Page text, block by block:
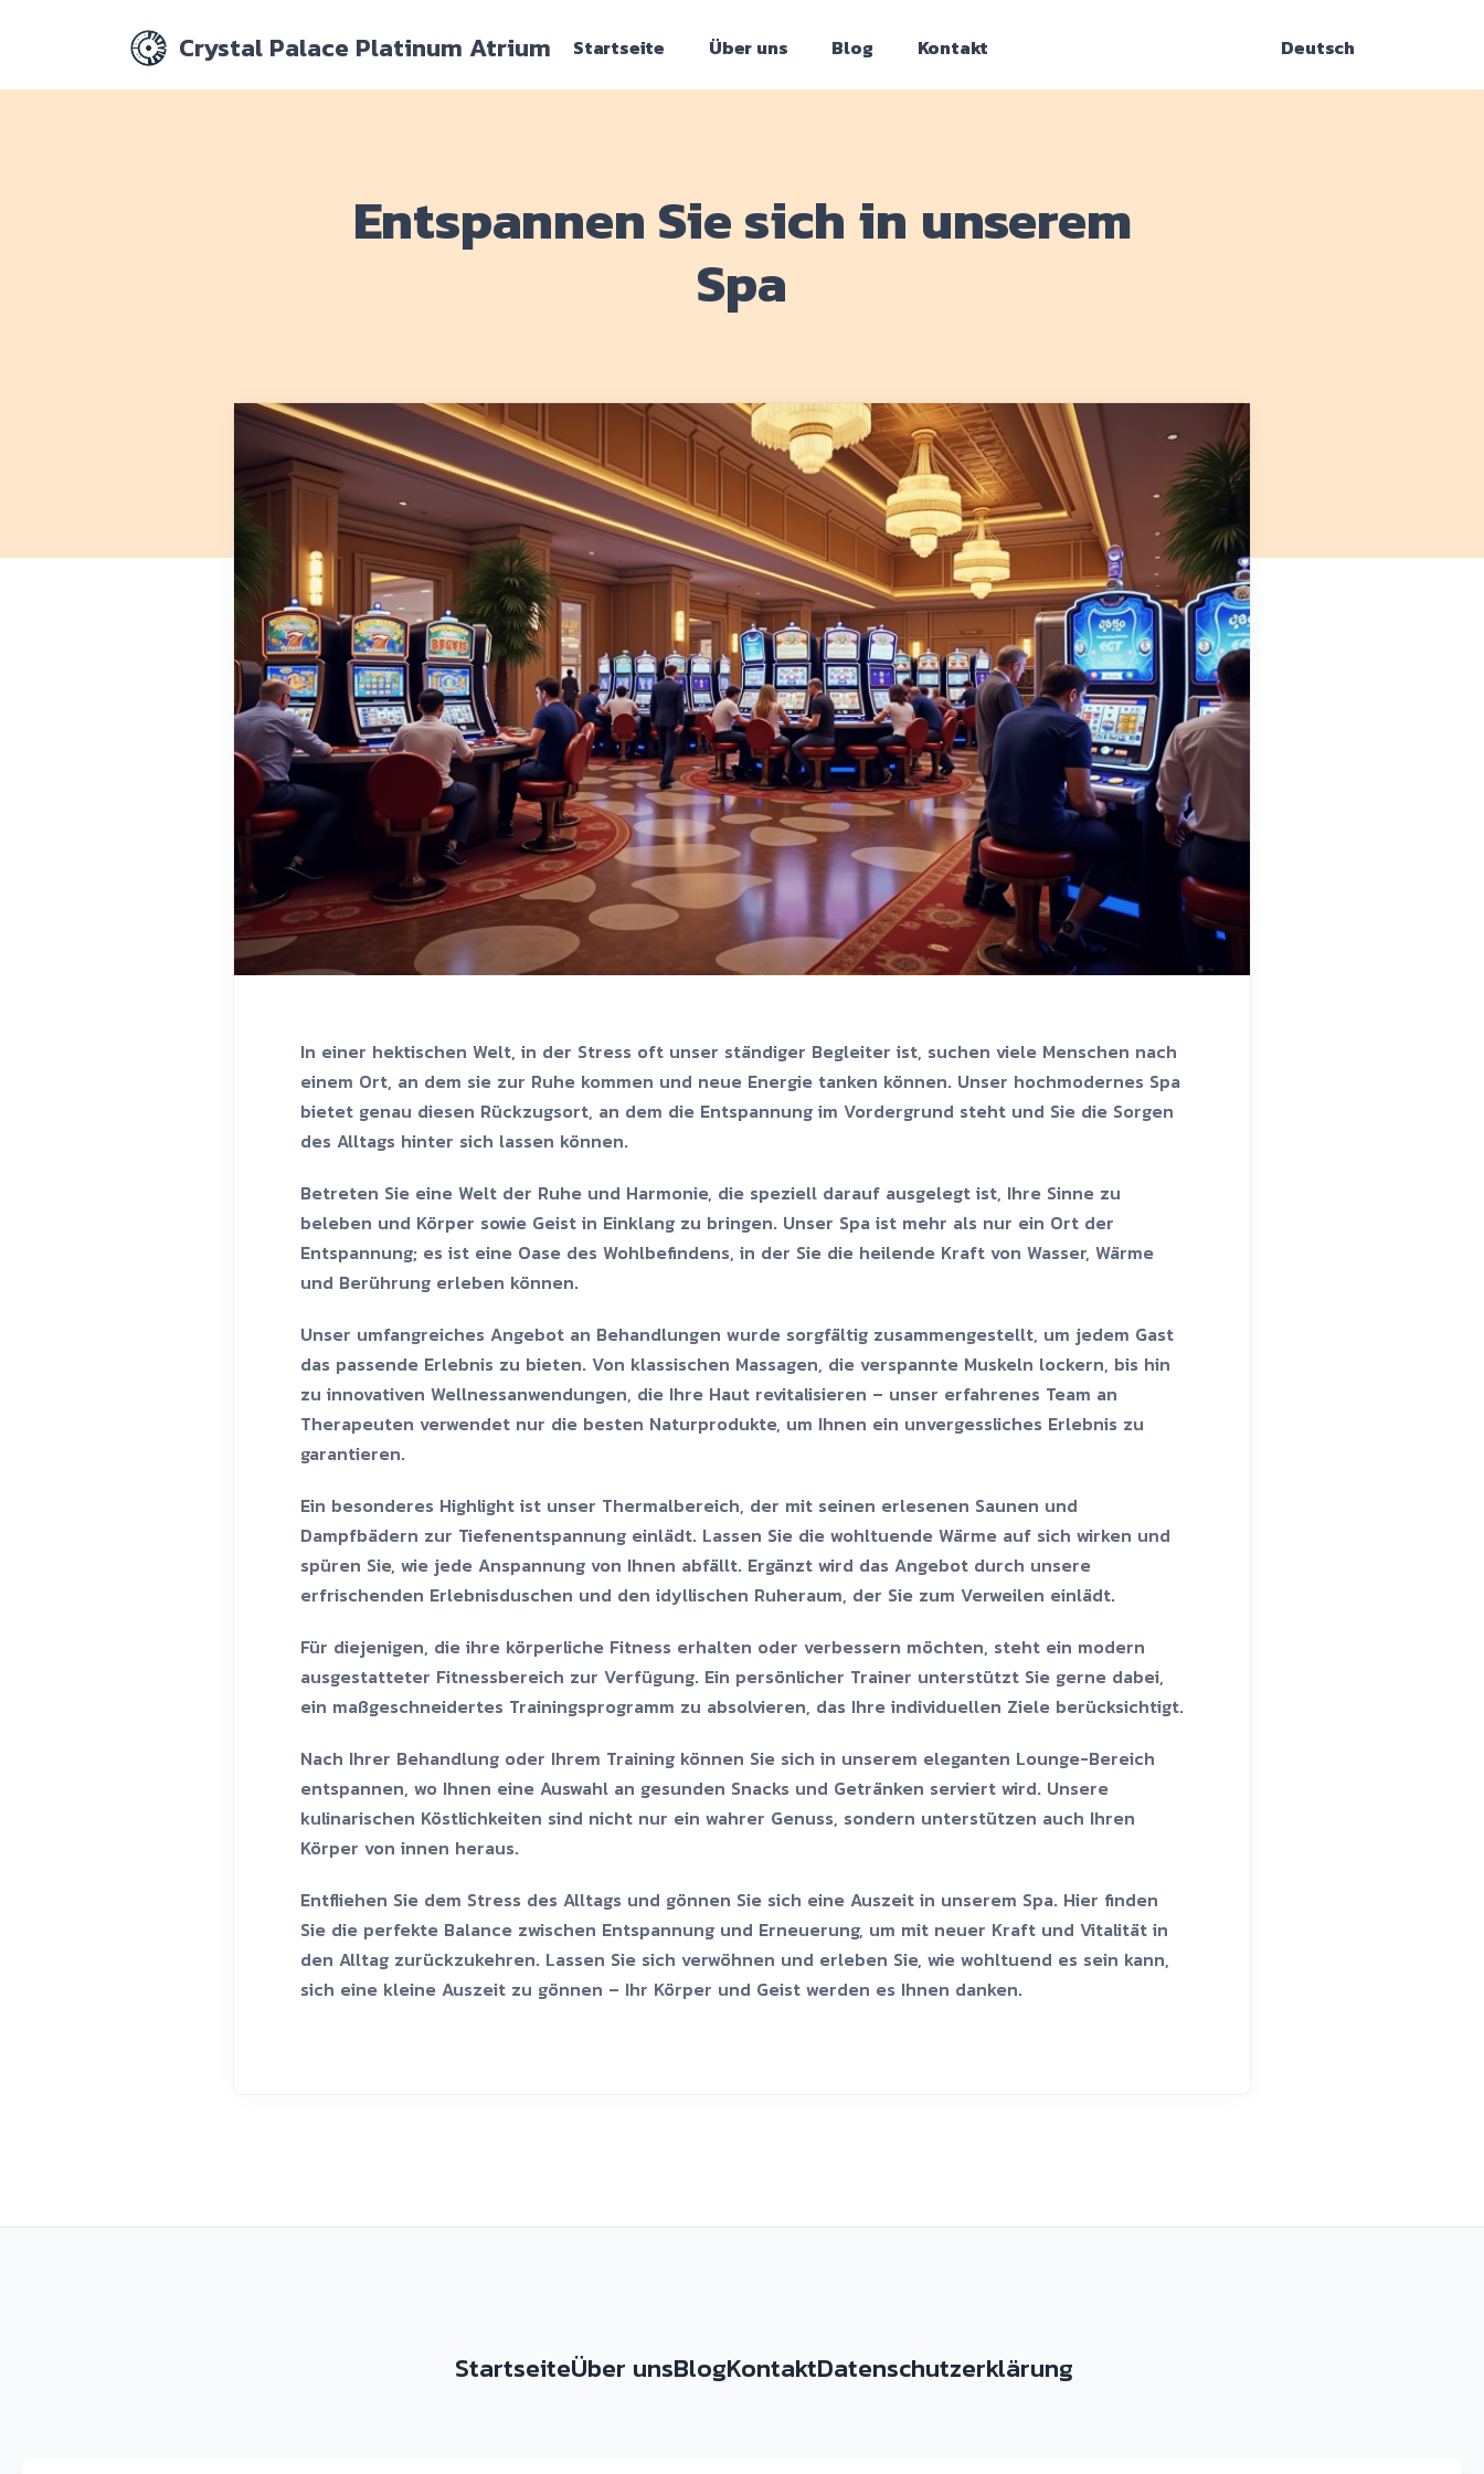
Crystal Palace Platinum Atrium Startseite Über uns Blog Kontakt Deutsch
Entspannen Sie sich in unserem
Spa
In einer hektischen Welt, in der Stress oft unser ständiger Begleiter ist, suchen viele Menschen nach
einem Ort, an dem sie zur Ruhe kommen und neue Energie tanken können. Unser hochmodernes Spa
bietet genau diesen Rückzugsort, an dem die Entspannung im Vordergrund steht und Sie die Sorgen
des Alltags hinter sich lassen können.
Betreten Sie eine Welt der Ruhe und Harmonie, die speziell darauf ausgelegt ist, Ihre Sinne zu
beleben und Körper sowie Geist in Einklang zu bringen. Unser Spa ist mehr als nur ein Ort der
Entspannung; es ist eine Oase des Wohlbefindens, in der Sie die heilende Kraft von Wasser, Wärme
und Berührung erleben können.
Unser umfangreiches Angebot an Behandlungen wurde sorgfältig zusammengestellt, um jedem Gast
das passende Erlebnis zu bieten. Von klassischen Massagen, die verspannte Muskeln lockern, bis hin
zu innovativen Wellnessanwendungen, die Ihre Haut revitalisieren – unser erfahrenes Team an
Therapeuten verwendet nur die besten Naturprodukte, um Ihnen ein unvergessliches Erlebnis zu
garantieren.
Ein besonderes Highlight ist unser Thermalbereich, der mit seinen erlesenen Saunen und
Dampfbädern zur Tiefenentspannung einlädt. Lassen Sie die wohltuende Wärme auf sich wirken und
spüren Sie, wie jede Anspannung von Ihnen abfällt. Ergänzt wird das Angebot durch unsere
erfrischenden Erlebnisduschen und den idyllischen Ruheraum, der Sie zum Verweilen einlädt.
Für diejenigen, die ihre körperliche Fitness erhalten oder verbessern möchten, steht ein modern
ausgestatteter Fitnessbereich zur Verfügung. Ein persönlicher Trainer unterstützt Sie gerne dabei,
ein maßgeschneidertes Trainingsprogramm zu absolvieren, das Ihre individuellen Ziele berücksichtigt.
Nach Ihrer Behandlung oder Ihrem Training können Sie sich in unserem eleganten Lounge-Bereich
entspannen, wo Ihnen eine Auswahl an gesunden Snacks und Getränken serviert wird. Unsere
kulinarischen Köstlichkeiten sind nicht nur ein wahrer Genuss, sondern unterstützen auch Ihren
Körper von innen heraus.
Entfliehen Sie dem Stress des Alltags und gönnen Sie sich eine Auszeit in unserem Spa. Hier finden
Sie die perfekte Balance zwischen Entspannung und Erneuerung, um mit neuer Kraft und Vitalität in
den Alltag zurückzukehren. Lassen Sie sich verwöhnen und erleben Sie, wie wohltuend es sein kann,
sich eine kleine Auszeit zu gönnen – Ihr Körper und Geist werden es Ihnen danken.
StartseiteÜber unsBlogKontaktDatenschutzerklärung